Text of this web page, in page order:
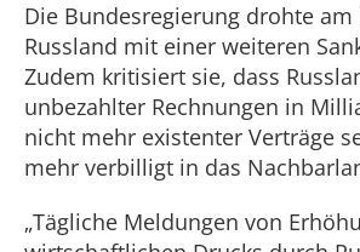
Die Bundesregierung drohte am
Russland mit einer weiteren
Zudem kritisiert sie, dass
unbezahlter Rechnungen in
nicht mehr existenter Verträge
mehr verbilligt in das
„Tägliche Meldungen von